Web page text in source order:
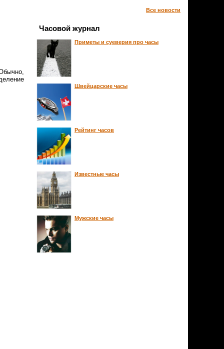
Все новости
Часовой журнал
Приметы и суеверия про часы
Швейцарские часы
Рейтинг часов
Известные часы
Мужские часы